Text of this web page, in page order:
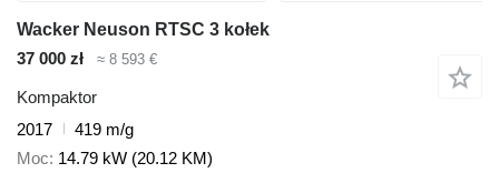
Wacker Neuson RTSC 3 kołek
37 000 zł
≈ 8 593 €
Kompaktor
2017
419 m/g
Moc 14.79 kW (20.12 KM)